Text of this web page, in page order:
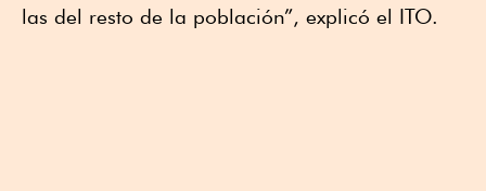
las del resto de la población”, explicó el ITO.